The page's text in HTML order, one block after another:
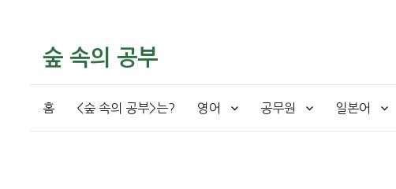
숲 속의 공부
홈 <숲 속의 공부>는? 영어 공무원 일본어